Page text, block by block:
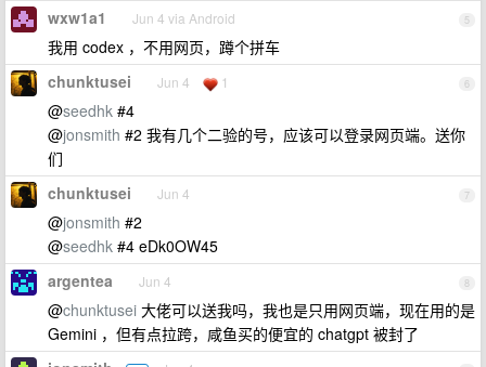
5
wxw1a1 Jun 4 via Android
我用 codex ，不用网页，蹲个拼车
6
chunktusei Jun 4 1
@seedhk #4
@jonsmith #2 我有几个二验的号，应该可以登录网页端。送你
们
7
chunktusei Jun 4
@jonsmith #2
@seedhk #4 eDk0OW45
8
argentea Jun 4
@chunktusei 大佬可以送我吗，我也是只用网页端，现在用的是
Gemini ，但有点拉跨，咸鱼买的便宜的 chatgpt 被封了